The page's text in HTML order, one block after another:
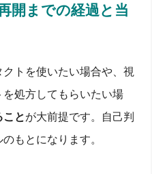
開までの経過と当
トを使いたい場合や、視
処方してもらいたい場
ことが大前提です。自己判
もとになります。
ト・メガネ生涯費用シミ
アフターケア体制をチェ
く！視力低下予防テクニ
進行の原因と予防策
ランスと目の機能維持
めの毎週セルフチェック